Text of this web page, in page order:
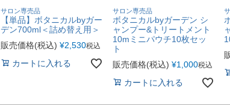
サロン専売品
【単品】ボタニカルbyガー
デン700ml＜詰め替え用＞
販売価格(税込) ¥2,530税込
カートに入れる
サロン専売品
ボタニカルbyガーデン シ
ャンプー&トリートメント
10mミニパウチ10枚セッ
ト
販売価格(税込) ¥1,000税込
カートに入れる